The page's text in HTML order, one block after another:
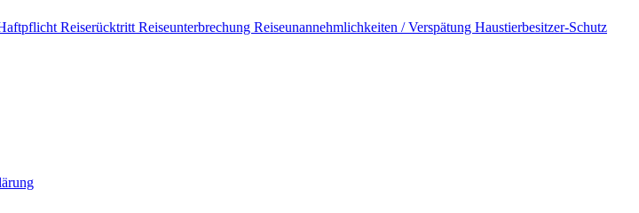
Reiserücktritt Reiseunterbrechung Reiseunannehmlichkeiten / Verspätung Haustierbesitzer-Schutz